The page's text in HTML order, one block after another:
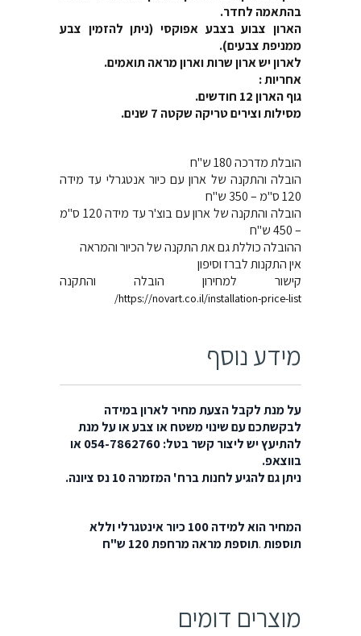
בהתאמה לחדר.
הארון צבוע בצבע אפוקסי (ניתן להזמין צבע
ממניפת צבעים).
לארון יש ארון שרות וארון מראה תואמים.
אחריות :
גוף הארון 12 חודשים.
מסילות וצירים טריקה שקטה 7 שנים.
הובלת מדרכה 180 ש"ח
הובלה והתקנה של ארון עם כיור אנטגרלי עד מידה
120 ס"מ – 350 ש"ח
הובלה והתקנה של ארון עם בוצ'ר עד מידה 120 ס"מ
– 450 ש"ח
ההובלה כוללת גם את התקנה של הכיור והמראה
אין התקנות לברז וסיפון
קישור למחירון הובלה והתקנה
https://novart.co.il/installation-price-list/
מידע נוסף
על מנת לקבל הצעת מחיר לארון במידה
לבקשתכם עם שינוי משטח או צבע או על מנת
להתיעץ יש ליצור קשר בטל: 054-7862760 או
בווצאפ.
ניתן גם להגיע לחנות ברח' המזמרה 10 נס ציונה.
המחיר הוא למידה 100 כיור אינטגרלי וללא
תוספות.תוספת מראה מרחפת 120 ש"ח
מוצרים דומים